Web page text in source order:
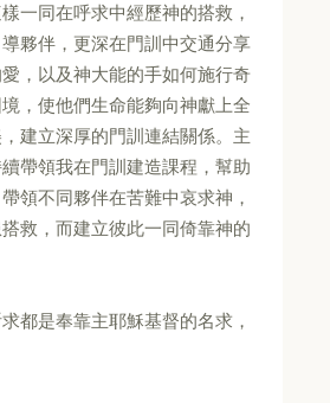
一同在呼求中經歷神的搭救，
夥伴，更深在門訓中交通分享
，以及神大能的手如何施行奇
，使他們生命能夠向神獻上全
建立深厚的門訓連結關係。主
帶領我在門訓建造課程，幫助
領不同夥伴在苦難中哀求神，
救，而建立彼此一同倚靠神的
都是奉靠主耶穌基督的名求，